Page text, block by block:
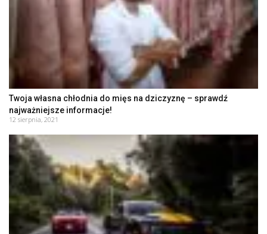
Twoja własna chłodnia do mięs na dziczyznę – sprawdź
najważniejsze informacje!
12 sierpnia, 2021